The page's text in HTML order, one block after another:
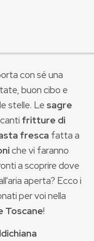
con sé una
buon cibo e
stelle. Le sagre
fritture di
fresca fatta a
che vi faranno
a scoprire dove
aperta? Ecco i
per voi nella
Toscane!